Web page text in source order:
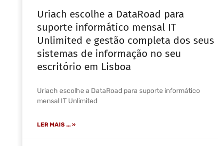
Uriach escolhe a DataRoad para
suporte informático mensal IT
Unlimited e gestão completa dos seus
sistemas de informação no seu
escritório em Lisboa
Uriach escolhe a DataRoad para suporte informático
mensal IT Unlimited
LER MAIS ... »